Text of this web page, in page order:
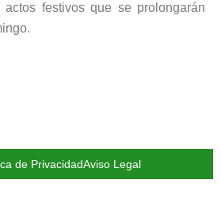
festivos que se prolongarán
de PrivacidadAviso Legal